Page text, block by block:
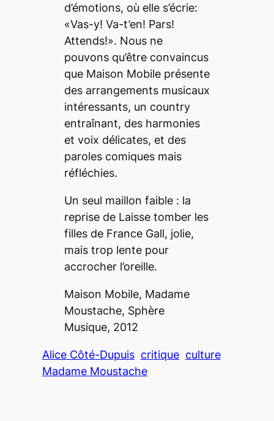
d’émotions, où elle s’écrie:
«Vas-y! Va-t’en! Pars!
Attends!». Nous ne
pouvons qu’être convaincus
que Maison Mobileprésente
des arrangements musicaux
intéressants, un country
entraînant, des harmonies
et voix délicates, et des
paroles comiques mais
réfléchies.
Un seul maillon faible : la
reprise deLaisse tomber les
fillesde France Gall, jolie,
mais trop lente pour
accrocher l’oreille.
Maison Mobile, Madame
Moustache, Sphère
Musique, 2012
Alice Côté-Dupuis critique culture
Madame Moustache